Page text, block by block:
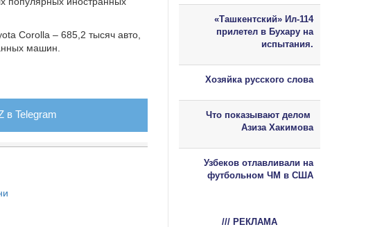
Corolla – 685,2 тысяч авто,
машин.
в Telegram
«Ташкентский» Ил-114
прилетел в Бухару на
испытания.
Хозяйка русского слова
Что показывают делом
Азиза Хакимова
Узбеков отлавливали на
футбольном ЧМ в США
/// РЕКЛАМА